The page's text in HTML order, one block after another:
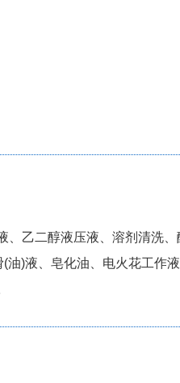
乙二醇液压液、溶剂清洗
)液、皂化油、电火花工作